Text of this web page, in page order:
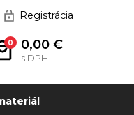
Registrácia
0 0,00 €
s DPH